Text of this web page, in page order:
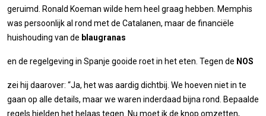
geruimd. Ronald Koeman wilde hem heel graag hebben. Memphis
was persoonlijk al rond met de Catalanen, maar de financiële
huishouding van de blaugranas
en de regelgeving in Spanje gooide roet in het eten. Tegen de NOS
zei hij daarover: “Ja, het was aardig dichtbij. We hoeven niet in te
gaan op alle details, maar we waren inderdaad bijna rond. Bepaalde
regels hielden het helaas tegen. Nu moet ik de knop omzetten,